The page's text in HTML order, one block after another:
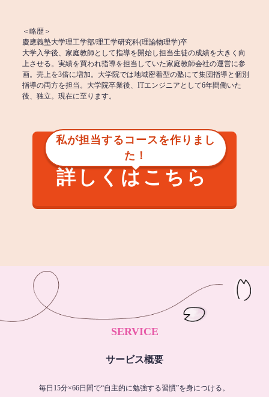
＜略歴＞
慶應義塾大学理工学部/理工学研究科(理論物理学)卒
大学入学後、家庭教師として指導を開始し担当生徒の成績を大きく向
上させる。実績を買われ指導を担当していた家庭教師会社の運営に参
画。売上を3倍に増加。大学院では地域密着型の塾にて集団指導と個別
指導の両方を担当。大学院卒業後、ITエンジニアとして6年間働いた
後、独立。現在に至ります。
私が担当するコースを作りまし
た！
詳しくはこちら
SERVICE
サービス概要
毎日15分×66日間で“自主的に勉強する習慣”を身につける。